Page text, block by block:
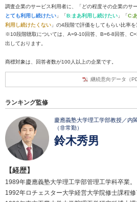
調査企業のサービス利用者に、「どの程度その企業のサ
とても利用し続けたい 」「B:まあ利用し続けたい 」「C:
利用し続けたくない 」の4段階で評価をしてもらい比率を
※10段階聴取については、A=9-10回答、B=6-8回答、
出しております。
商標対象は、回答者数が100人以上の企業です。
継続意向データ（
ランキング監修
慶應義塾大学理工学部教授／内
（非常勤）
鈴木秀男
【経歴】
1989年慶應義塾大学理工学部管理工学科卒業。
1992年ロチェスター大学経営大学院修士課程修